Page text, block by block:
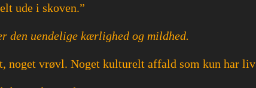
ude i skoven.”
den uendelige kærlighed og mildhed.
noget vrøvl. Noget kulturelt affald som kun har